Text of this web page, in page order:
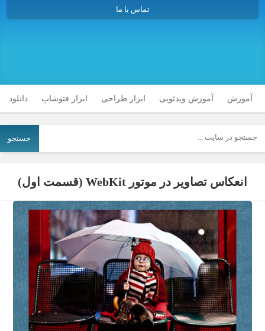
تماس با ما
آموزش آموزش ویدئویی ابزار طراحی ابزار فتوشاپ دانلود
جستجو
انعکاس تصاویر در موتور WebKit (قسمت اول)